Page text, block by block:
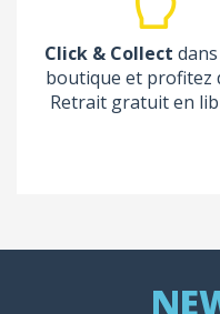
Click & Collect
boutique et profitez
Retrait gratuit en